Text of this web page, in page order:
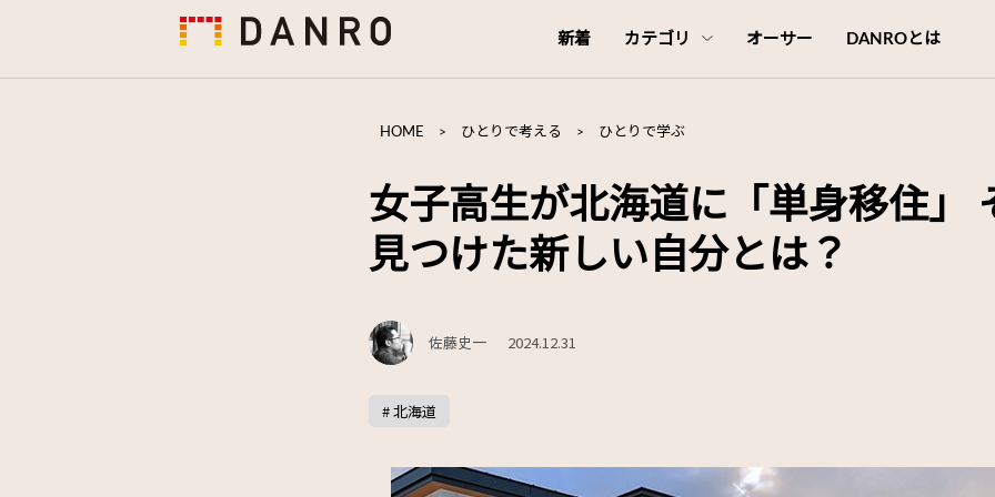
新着 カテゴリ オーサー DANROとは
HOME > ひとりで考える > ひとりで学ぶ
女子高生が北海道に「単身移住」
見つけた新しい自分とは？
佐藤史一 2024.12.31
# 北海道